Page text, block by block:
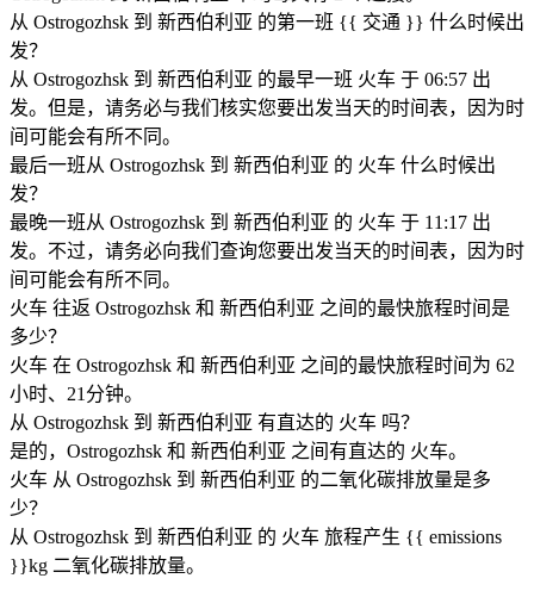
从 Ostrogozhsk 到 新西伯利亚 的第一班 {{ 交通 }} 什么时候出
发？
从 Ostrogozhsk 到 新西伯利亚 的最早一班 火车 于 06:57 出
发。但是，请务必与我们核实您要出发当天的时间表，因为时
间可能会有所不同。
最后一班从 Ostrogozhsk 到 新西伯利亚 的 火车 什么时候出
发？
最晚一班从 Ostrogozhsk 到 新西伯利亚 的 火车 于 11:17 出
发。不过，请务必向我们查询您要出发当天的时间表，因为时
间可能会有所不同。
火车 往返 Ostrogozhsk 和 新西伯利亚 之间的最快旅程时间是
多少？
火车 在 Ostrogozhsk 和 新西伯利亚 之间的最快旅程时间为 62
小时、21分钟。
从 Ostrogozhsk 到 新西伯利亚 有直达的 火车 吗？
是的，Ostrogozhsk 和 新西伯利亚 之间有直达的 火车。
火车 从 Ostrogozhsk 到 新西伯利亚 的二氧化碳排放量是多
少？
从 Ostrogozhsk 到 新西伯利亚 的 火车 旅程产生 {{ emissions
}}kg 二氧化碳排放量。